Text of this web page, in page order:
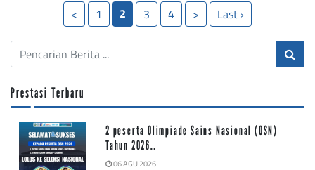
< 1 2 3 4 > Last ›
Prestasi Terbaru
2 peserta Olimpiade Sains Nasional (OSN)
Tahun 2026…
06 AGU 2026